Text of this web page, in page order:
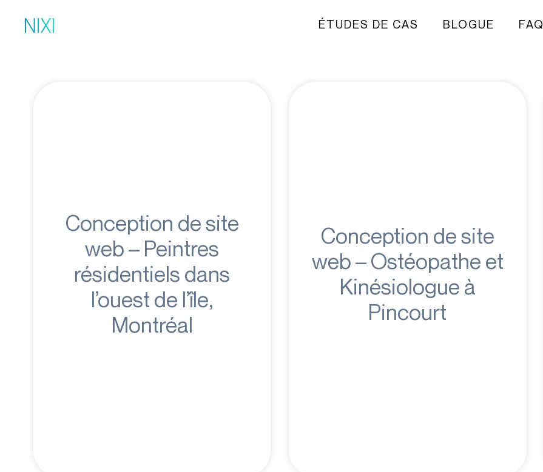
ÉTUDES DE CAS BLOGUE FAQ
Conception de site
web – Peintres
résidentiels dans
l’ouest de l’île,
Montréal
Conception de site
web – Ostéopathe et
Kinésiologue à
Pincourt